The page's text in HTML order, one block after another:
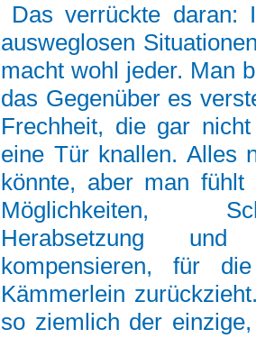
Das verrückte daran:
ausweglosen
macht wohl jeder. Man
das Gegenüber es
Frechheit, die gar
eine Tür knallen. Alles
könnte, aber man
Möglichkeiten,
Herabsetzung
kompensieren, für
Kämmerlein
so ziemlich der